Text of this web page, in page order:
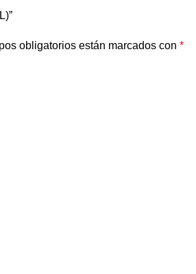
obligatorios están marcados con *